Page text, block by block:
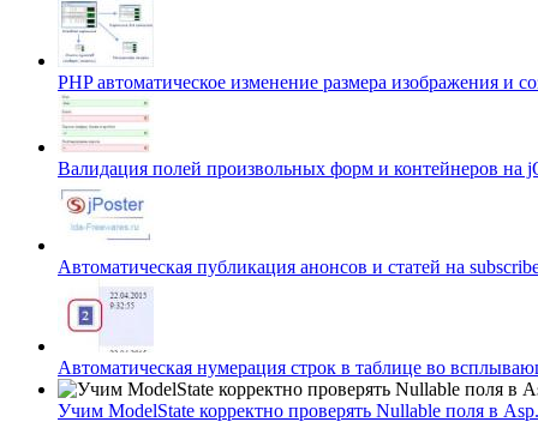
PHP автоматическое изменение размера изображения и
Валидация полей произвольных форм и контейнеров на
Автоматическая публикация анонсов и статей на
Автоматическая нумерация строк в таблице во
Учим ModelState корректно проверять Nullable поля в